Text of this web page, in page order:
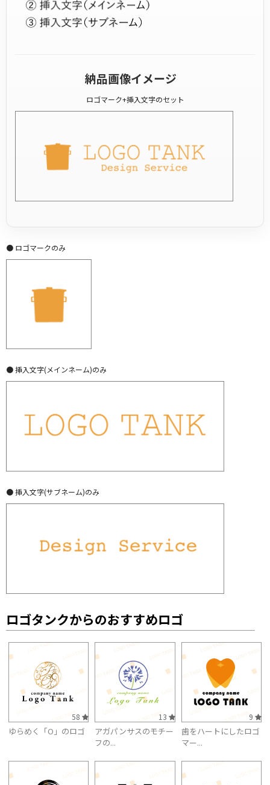
納品画像イメージ
ロゴマーク+挿入文字のセット
● ロゴマークのみ
● 挿入文字(メインネーム)のみ
● 挿入文字(サブネーム)のみ
ロゴタンクからのおすすめロゴ
58
ゆらめく「O」のロゴ
13
アガパンサスのモチー
フの...
9
歯をハートにしたロゴ
マー...